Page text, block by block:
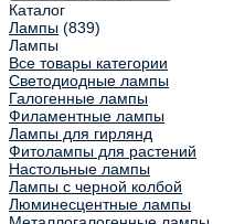
Каталог
Лампы (839)
Лампы
Все товары категории
Светодиодные лампы
Галогенные лампы
Филаментные лампы
Лампы для гирлянд
Фитолампы для растений
Настольные лампы
Лампы с черной колбой
Люминесцентные лампы